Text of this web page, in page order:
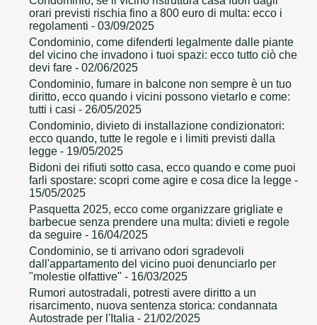
orari previsti rischia fino a 800 euro di multa: ecco i
regolamenti - 03/09/2025
Condominio, come difenderti legalmente dalle piante
del vicino che invadono i tuoi spazi: ecco tutto ciò che
devi fare - 02/06/2025
Condominio, fumare in balcone non sempre è un tuo
diritto, ecco quando i vicini possono vietarlo e come:
tutti i casi - 26/05/2025
Condominio, divieto di installazione condizionatori:
ecco quando, tutte le regole e i limiti previsti dalla
legge - 19/05/2025
Bidoni dei rifiuti sotto casa, ecco quando e come puoi
farli spostare: scopri come agire e cosa dice la legge -
15/05/2025
Pasquetta 2025, ecco come organizzare grigliate e
barbecue senza prendere una multa: divieti e regole
da seguire - 16/04/2025
Condominio, se ti arrivano odori sgradevoli
dall'appartamento del vicino puoi denunciarlo per
"molestie olfattive" - 16/03/2025
Rumori autostradali, potresti avere diritto a un
risarcimento, nuova sentenza storica: condannata
Autostrade per l'Italia - 21/02/2025